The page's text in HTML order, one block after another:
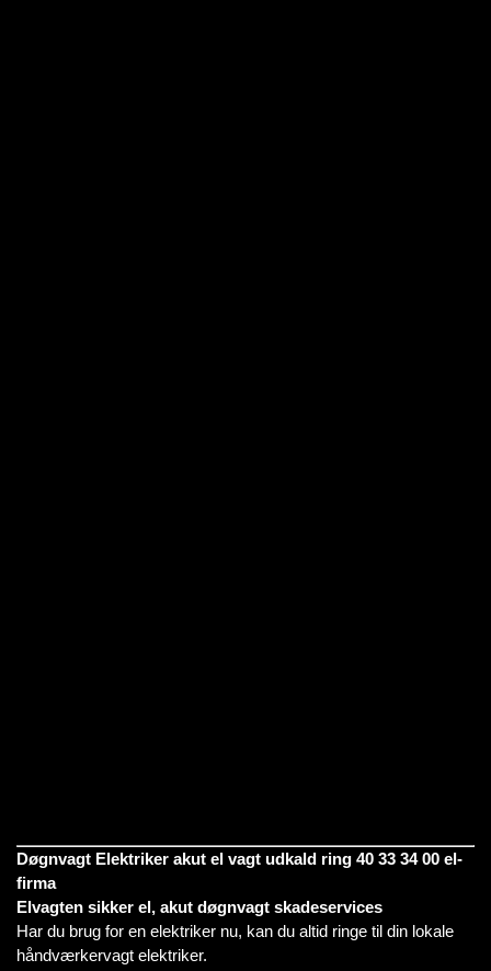
Døgnvagt Elektriker akut el vagt udkald ring 40 33 34 00 el-
firma
Elvagten sikker el, akut døgnvagt skadeservices
Har du brug for en elektriker nu, kan du altid ringe til din lokale
håndværkervagt elektriker.